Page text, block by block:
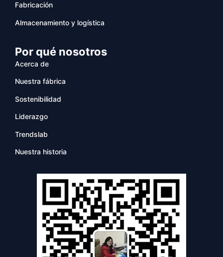
Fabricación
Almacenamiento y logística
Por qué nosotros
Acerca de
Nuestra fábrica
Sostenibilidad
Liderazgo
Trendslab
Nuestra historia